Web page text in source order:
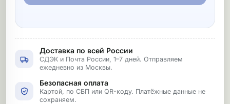
Доставка по всей России
СДЭК и Почта России, 1–7 дней. Отправляем
ежедневно из Москвы.
Безопасная оплата
Картой, по СБП или QR-коду. Платёжные данные не
сохраняем.